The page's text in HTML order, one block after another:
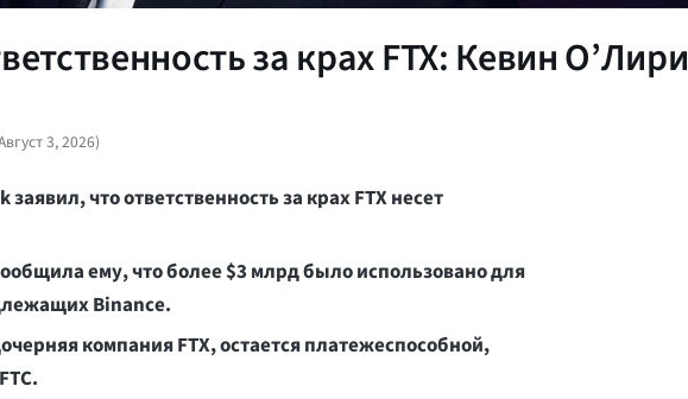
за крах FTX: Кевин О’Лири
3, 2026)
что ответственность за крах FTX несет
ему, что более $3 млрд было использовано для
Binance.
компания FTX, остается платежеспособной,